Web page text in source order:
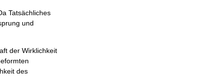
Tatsächliches
und
der Wirklichkeit
des